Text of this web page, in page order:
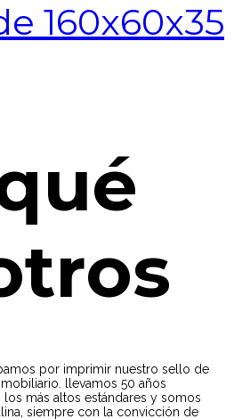
160x60x35
por imprimir nuestro sello de
llevamos 50 años
más altos estándares y somos
siempre con la convicción de